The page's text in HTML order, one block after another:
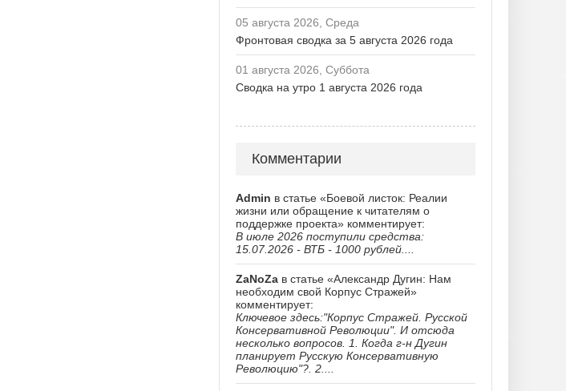
05 августа 2026, Среда
Фронтовая сводка за 5 августа 2026 года
01 августа 2026, Суббота
Сводка на утро 1 августа 2026 года
Комментарии
Admin в статье «Боевой листок: Реалии
жизни или обращение к читателям о
поддержке проекта» комментирует:
В июле 2026 поступили средства:
15.07.2026 - ВТБ - 1000 рублей....
ZaNoZa в статье «Александр Дугин: Нам
необходим свой Корпус Стражей»
комментирует:
Ключевое здесь:"Корпус Стражей. Русской
Консервативной Революции". И отсюда
несколько вопросов. 1. Когда г-н Дугин
планирует Русскую Консервативную
Революцию"?. 2....